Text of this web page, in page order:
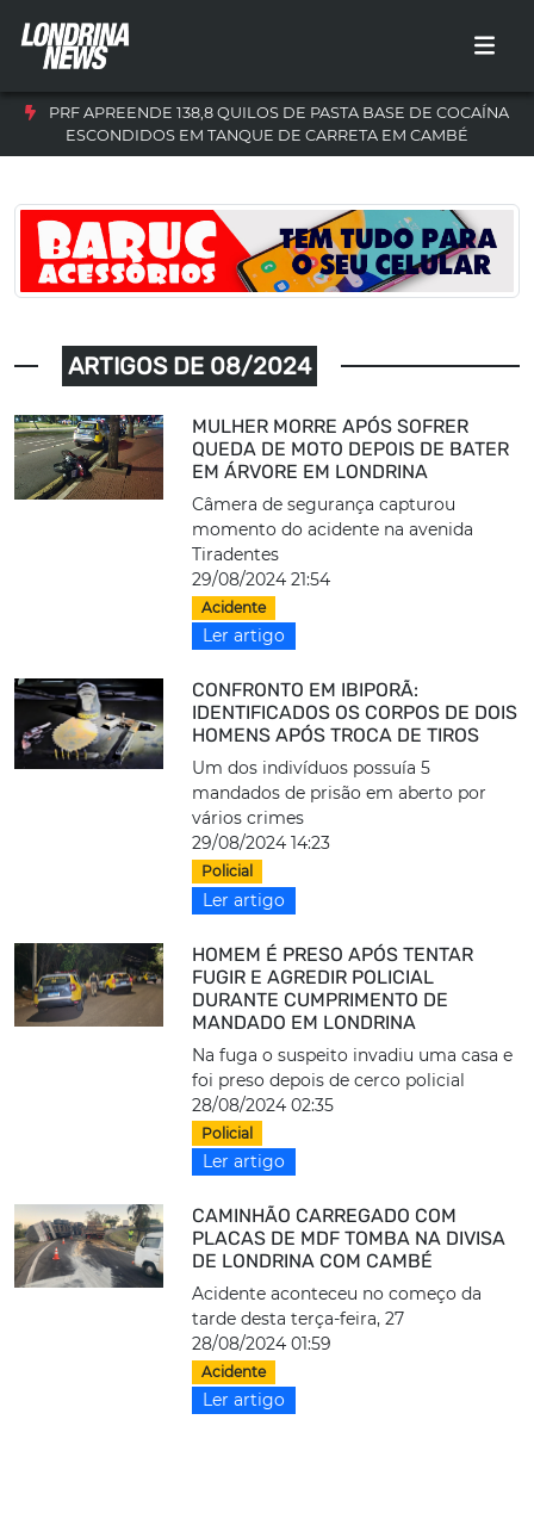
PRF APREENDE 138,8 QUILOS DE PASTA BASE DE COCAÍNA
ESCONDIDOS EM TANQUE DE CARRETA EM CAMBÉ
ARTIGOS DE 08/2024
MULHER MORRE APÓS SOFRER
QUEDA DE MOTO DEPOIS DE BATER
EM ÁRVORE EM LONDRINA
Câmera de segurança capturou
momento do acidente na avenida
Tiradentes
29/08/2024 21:54
Acidente
Ler artigo
CONFRONTO EM IBIPORÃ:
IDENTIFICADOS OS CORPOS DE DOIS
HOMENS APÓS TROCA DE TIROS
Um dos indivíduos possuía 5
mandados de prisão em aberto por
vários crimes
29/08/2024 14:23
Policial
Ler artigo
HOMEM É PRESO APÓS TENTAR
FUGIR E AGREDIR POLICIAL
DURANTE CUMPRIMENTO DE
MANDADO EM LONDRINA
Na fuga o suspeito invadiu uma casa e
foi preso depois de cerco policial
28/08/2024 02:35
Policial
Ler artigo
CAMINHÃO CARREGADO COM
PLACAS DE MDF TOMBA NA DIVISA
DE LONDRINA COM CAMBÉ
Acidente aconteceu no começo da
tarde desta terça-feira, 27
28/08/2024 01:59
Acidente
Ler artigo